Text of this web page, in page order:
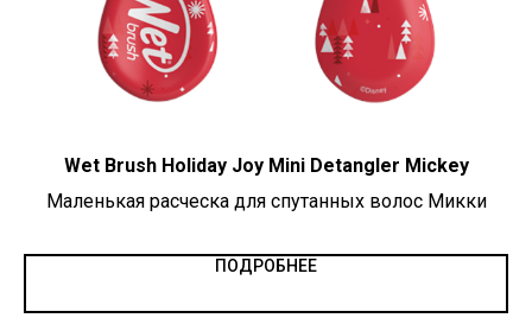
Wet Brush Holiday Joy Mini Detangler Mickey
Маленькая расческа для спутанных волос Микки
ПОДРОБНЕЕ